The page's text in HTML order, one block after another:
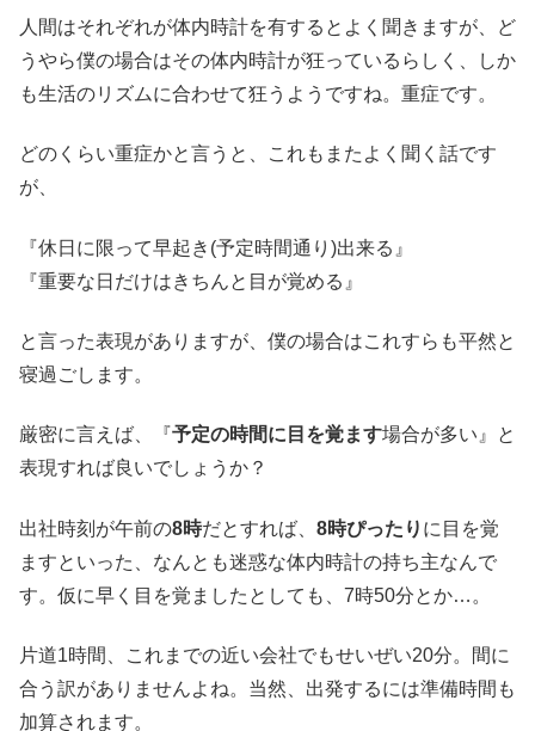
人間はそれぞれが体内時計を有するとよく聞きますが、ど
うやら僕の場合はその体内時計が狂っているらしく、しか
も生活のリズムに合わせて狂うようですね。重症です。
どのくらい重症かと言うと、これもまたよく聞く話です
が、
『休日に限って早起き(予定時間通り)出来る』
『重要な日だけはきちんと目が覚める』
と言った表現がありますが、僕の場合はこれすらも平然と
寝過ごします。
厳密に言えば、『 予定の時間に目を覚ます場合が多い』と
表現すれば良いでしょうか？
出社時刻が午前の8時だとすれば、 8時ぴったり に目を覚
ますといった、なんとも迷惑な体内時計の持ち主なんで
す。仮に早く目を覚ましたとしても、7時50分とか…。
片道1時間、これまでの近い会社でもせいぜい20分。間に
合う訳がありませんよね。当然、出発するには準備時間も
加算されます。